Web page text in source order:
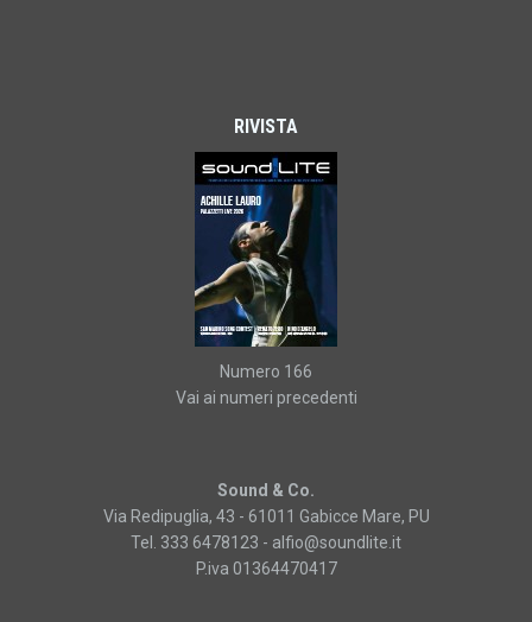
RIVISTA
Numero 166
Vai ai numeri precedenti
Sound & Co.
Via Redipuglia, 43 - 61011 Gabicce Mare, PU
Tel. 333 6478123 - alfio@soundlite.it
P.iva 01364470417